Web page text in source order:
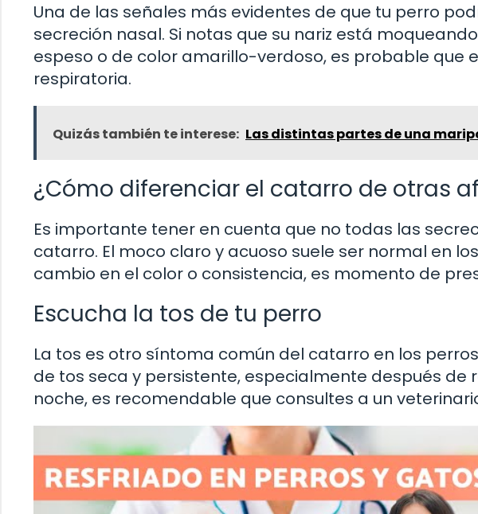
Una de las señales más evidentes de que tu perro
secreción nasal. Si notas que su nariz está
espeso o de color amarillo-verdoso, es probable que
respiratoria.
Quizás también te interese: Las distintas partes de una
¿Cómo diferenciar el catarro de otras
Es importante tener en cuenta que no todas las
catarro. El moco claro y acuoso suele ser normal en
cambio en el color o consistencia, es momento de
Escucha la tos de tu perro
La tos es otro síntoma común del catarro en los
de tos seca y persistente, especialmente después de
noche, es recomendable que consultes a un